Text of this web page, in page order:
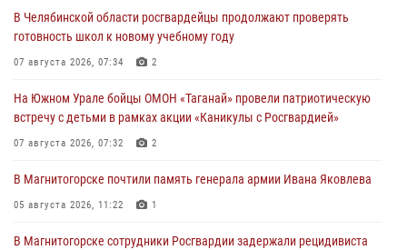
В Челябинской области росгвардейцы продолжают проверять
готовность школ к новому учебному году
07 августа 2026, 07:34 2
На Южном Урале бойцы ОМОН «Таганай» провели патриотическую
встречу с детьми в рамках акции «Каникулы с Росгвардией»
07 августа 2026, 07:32 2
В Магнитогорске почтили память генерала армии Ивана Яковлева
05 августа 2026, 11:22 1
В Магнитогорске сотрудники Росгвардии задержали рецидивиста